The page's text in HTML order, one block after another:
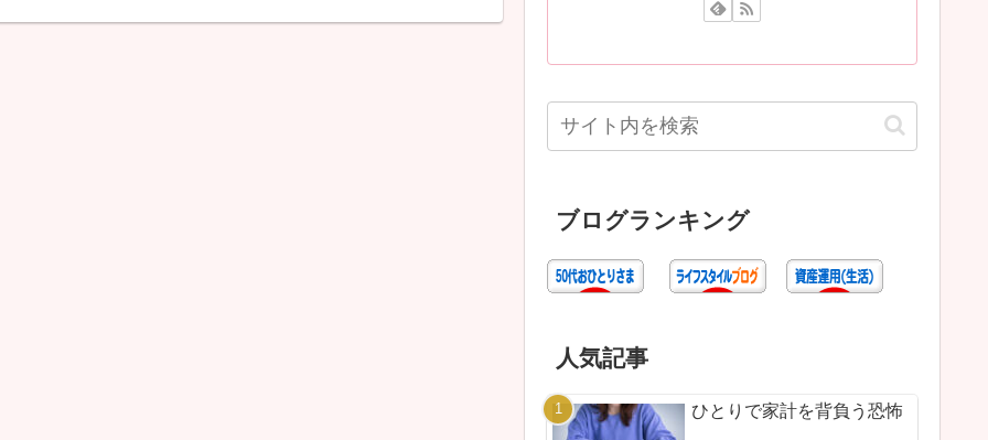
ブログランキング
人気記事
ひとりで家計を背負う恐怖